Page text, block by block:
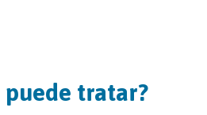
puede tratar?